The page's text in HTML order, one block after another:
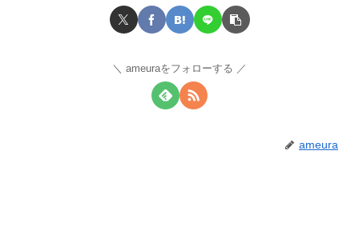
ameuraをフォローする
ameura